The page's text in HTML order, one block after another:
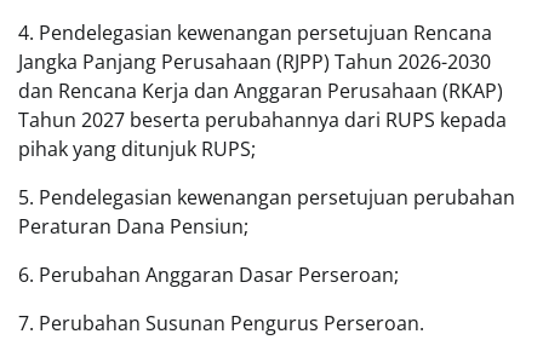
4. Pendelegasian kewenangan persetujuan Rencana
Jangka Panjang Perusahaan (RJPP) Tahun 2026-2030
dan Rencana Kerja dan Anggaran Perusahaan (RKAP)
Tahun 2027 beserta perubahannya dari RUPS kepada
pihak yang ditunjuk RUPS;
5. Pendelegasian kewenangan persetujuan perubahan
Peraturan Dana Pensiun;
6. Perubahan Anggaran Dasar Perseroan;
7. Perubahan Susunan Pengurus Perseroan.